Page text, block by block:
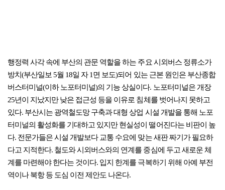
행정력 사각 속에 부산의 관문 역할을 하는 주요 시외버스 정류소가
방치(부산일보 5월 18일 자 1면 보도)되어 있는 근본 원인은 부산종합
버스터미널(이하 노포터미널)의 기능 상실이다. 노포터미널은 개장
25년이 지났지만 낮은 접근성 등을 이유로 침체를 벗어나지 못하고
있다. 부산시는 광역철도망 구축과 대형 상업 시설 개발을 통해 노포
터미널의 활성화를 기대하고 있지만 현실성이 떨어진다는 비판이 높
다. 전문가들은 시설 개발보다 교통 수요에 맞는 새판 짜기가 필요하
다고 지적한다. 철도와 시외버스와의 연계를 중심에 두고 새로운 체
계를 마련해야 한다는 것이다. 입지 한계를 극복하기 위해 아예 부전
역이나 북항 등 도심 이전 제안도 나온다.